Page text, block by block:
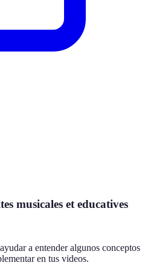
musicales et educatives
a entender algunos conceptos
en tus videos.